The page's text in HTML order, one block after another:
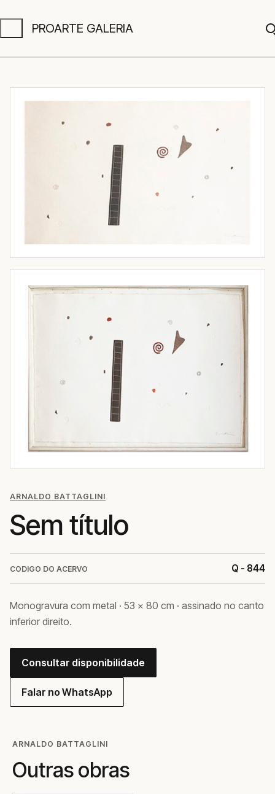
PROARTE GALERIA
ARNALDO BATTAGLINI
Sem título
CODIGO DO ACERVO Q - 844
Monogravura com metal · 53 × 80 cm · assinado no canto
inferior direito.
Consultar disponibilidade
Falar no WhatsApp
ARNALDO BATTAGLINI
Outras obras